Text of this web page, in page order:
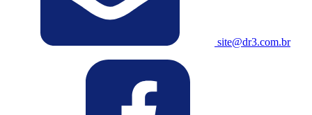
site@dr3.com.br